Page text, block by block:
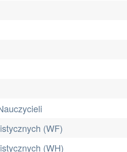
(WF)
(WH)